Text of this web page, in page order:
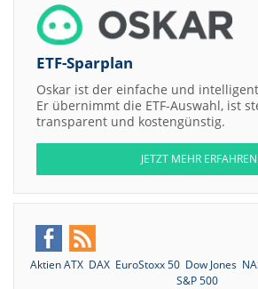
ETF-Sparplan
Oskar ist der einfache und
Er übernimmt die ETF-Auswahl, ist
transparent und kostengünstig.
JETZT MEHR ERFAHREN
Aktien ATX DAX EuroStoxx 50 Dow Jones
S&P 500